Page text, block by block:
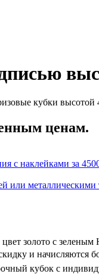
кубки высотой
ценам.
с наклейками за
или металлическими
золото с
и
кубок с